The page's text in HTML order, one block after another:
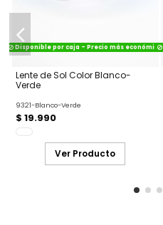
Disponible por caja - Precio más económico
Lente de Sol Color Blanco-
Verde
9321-Blanco-Verde
$ 19.990
Ver Producto